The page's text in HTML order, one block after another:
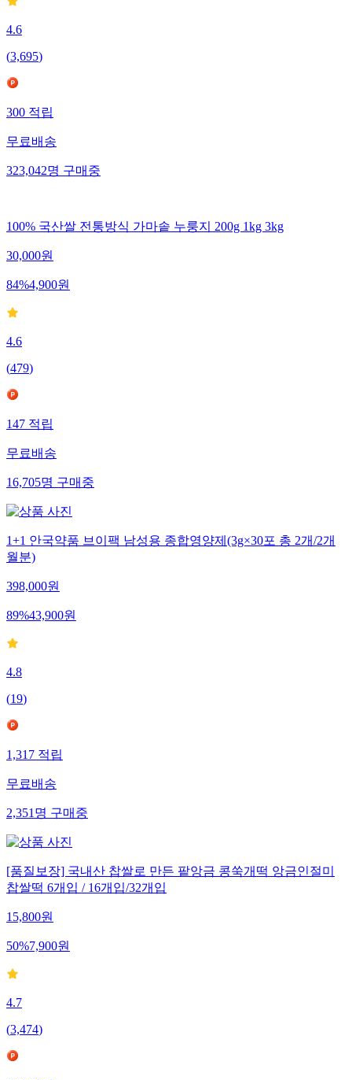
4.6
(3,695)
300적립
무료배송
323,042명구매중
100% 국산쌀 전통방식 가마솥 누룽지 200g 1kg 3kg
30,000원
84%4,900원
4.6
(479)
147적립
무료배송
16,705명구매중
1+1 안국약품 브이팩 남성용 종합영양제(3g×30포 총 2개/2개
월분)
398,000원
89%43,900원
4.8
(19)
1,317적립
무료배송
2,351명구매중
[품질보장] 국내산 찹쌀로 만든 팥앙금 콩쑥개떡 앙금인절미
찹쌀떡 6개입 / 16개입/32개입
15,800원
50%7,900원
4.7
(3,474)